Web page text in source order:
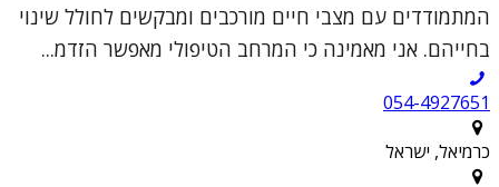
המתמודדים עם מצבי חיים מורכבים ומבקשים לחולל שינוי
בחייהם. אני מאמינה כי המרחב הטיפולי מאפשר הזדמ...
054-4927651
כרמיאל, ישראל